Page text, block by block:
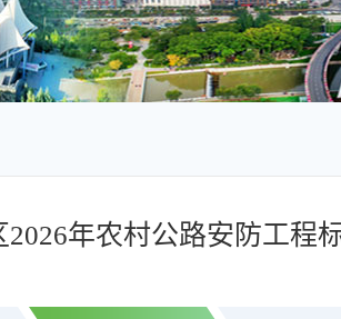
2026年农村公路安防工程